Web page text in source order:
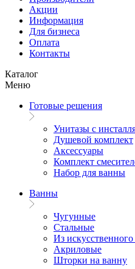
Акции
Информация
Для бизнеса
Оплата
Контакты
Каталог
Меню
Готовые решения
Унитазы с
Душевой комплект
Аксессуары
Комплект
Набор для ванны
Ванны
Чугунные
Стальные
Из
Акриловые
Шторки на ванну